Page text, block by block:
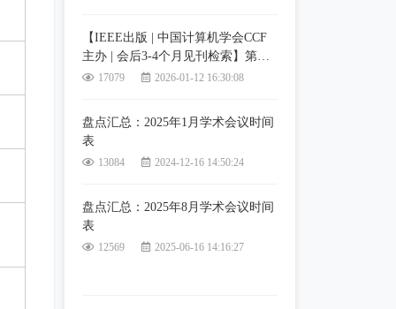
【IEEE出版 | 中国计算机学会CCF
主办 | 会后3-4个月见刊检索】第六
届人工智能、大数据与算法国际学
17079 2026-01-12 16:30:08
盘点汇总：2025年1月学术会议时间
表
13084 2024-12-16 14:50:24
盘点汇总：2025年8月学术会议时间
表
12569 2025-06-16 14:16:27